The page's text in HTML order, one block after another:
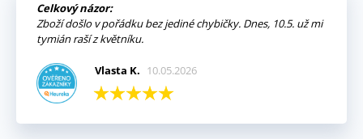
Celkový názor:
Zboží došlo v pořádku bez jediné chybičky. Dnes, 10.5. už mi
tymián raší z květníku.
Vlasta K. 10.05.2026